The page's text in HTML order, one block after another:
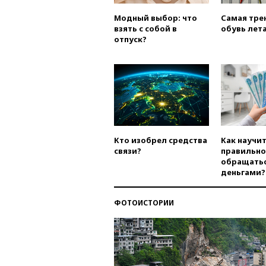
Модный выбор: что
взять с собой в
отпуск?
Самая
обувь
Кто изобрел средства
связи?
Как
правильно
деньгами?
ФОТОИСТОРИИ